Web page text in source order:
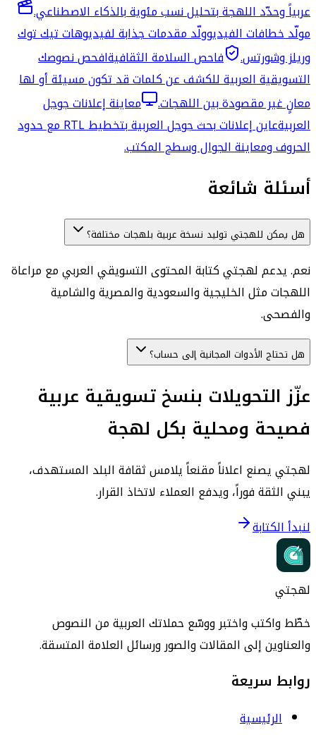
عربياً وحدّد اللهجة بتحليل نسب مئوية بالذكاء الاصطناعي.
مولّد خطافات الفيديوولّد مقدمات جذابة لفيديوهات تيك توك
وريلز وشورتس.
فاحص السلامة الثقافيةافحص نصوصك
التسويقية العربية للكشف عن كلمات قد تكون مسيئة أو لها
معانٍ غير مقصودة بين اللهجات.
معاينة إعلانات جوجل
العربية
عاين إعلانات بحث جوجل العربية بتخطيط RTL مع حدود
الحروف ومعاينة الجوال وسطح المكتب.
أسئلة شائعة
هل يمكن للهجتي توليد نسخة عربية بلهجات مختلفة؟
نعم. يدعم لهجتي كتابة المحتوى التسويقي العربي مع مراعاة
اللهجات مثل الخليجية والسعودية والمصرية والشامية
والفصحى.
هل تحتاج الأدوات المجانية إلى حساب؟
عزّز التحويلات بنسخ تسويقية عربية
فصيحة ومحلية بكل لهجة
لهجتي يصنع اعلاناً مقنعاً يلامس ثقافة البلد المستهدف،
يبني الثقة فوراً، ويدفع العملاء لاتخاذ القرار.
لنبدأ الكتابة
لهجتي
خطّط واكتب واختبر ووسّع حملاتك العربية من النصوص
والعناوين إلى المقالات والصور ورسائل العلامة المتسقة.
روابط سريعة
الرئيسية